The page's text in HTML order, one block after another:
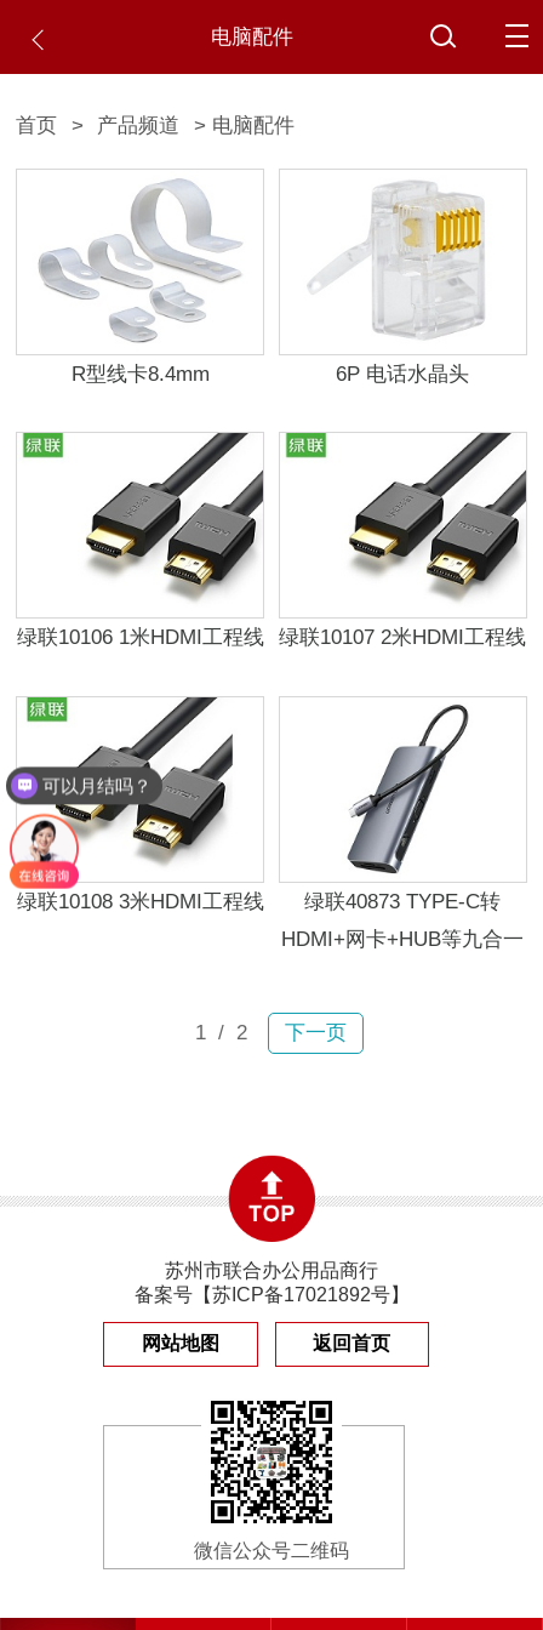
电脑配件
首页 > 产品频道 > 电脑配件
R型线卡8.4mm 6P 电话水晶头
绿联10106 1米HDMI工程线 绿联10107 2米HDMI工程线
绿联10108 3米HDMI工程线
绿联40873 TYPE-C转
HDMI+网卡+HUB等九合一
1/ 2 下一页
苏州市联合办公用品商行
备案号【苏ICP备17021892号】
网站地图 返回首页
微信公众号二维码
可以月结吗？